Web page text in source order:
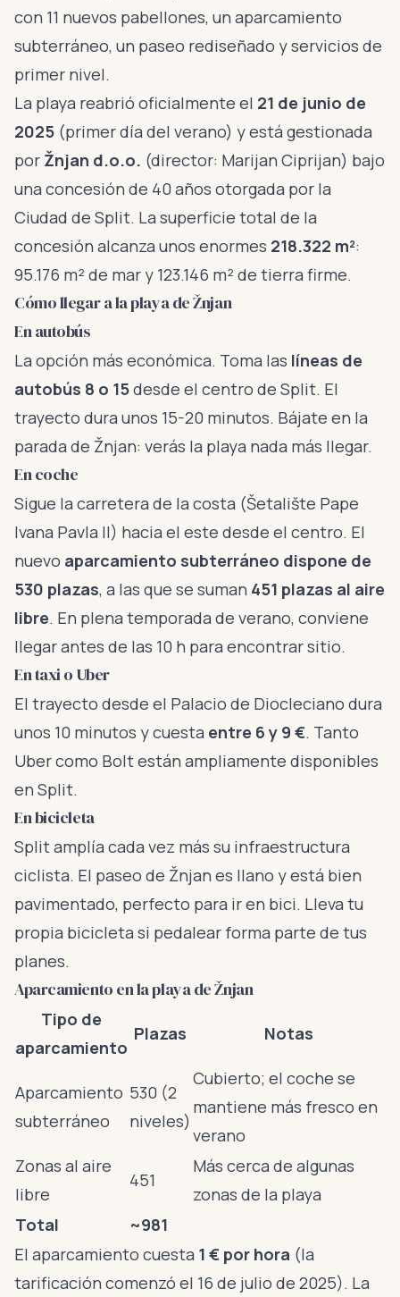
con 11 nuevos pabellones, un aparcamiento
subterráneo, un paseo rediseñado y servicios de
primer nivel.
La playa reabrió oficialmente el 21 de junio de
2025 (primer día del verano) y está gestionada
por Žnjan d.o.o. (director: Marijan Ciprijan) bajo
una concesión de 40 años otorgada por la
Ciudad de Split. La superficie total de la
concesión alcanza unos enormes 218.322 m²:
95.176 m² de mar y 123.146 m² de tierra firme.
Cómo llegar a la playa de Žnjan
En autobús
La opción más económica. Toma las líneas de
autobús 8 o 15desde el centro de Split. El
trayecto dura unos 15-20 minutos. Bájate en la
parada de Žnjan: verás la playa nada más llegar.
En coche
Sigue la carretera de la costa (Šetalište Pape
Ivana Pavla II) hacia el este desde el centro. El
nuevo aparcamiento subterráneo dispone de
530 plazas, a las que se suman 451 plazas al aire
libre. En plena temporada de verano, conviene
llegar antes de las 10 h para encontrar sitio.
En taxi o Uber
El trayecto desde el Palacio de Diocleciano dura
unos 10 minutos y cuesta entre 6 y 9 €. Tanto
Uber como Bolt están ampliamente disponibles
en Split.
En bicicleta
Split amplía cada vez más su infraestructura
ciclista. El paseo de Žnjan es llano y está bien
pavimentado, perfecto para ir en bici. Lleva tu
propia bicicleta si pedalear forma parte de tus
planes.
Aparcamiento en la playa de Žnjan
Tipo de
aparcamiento
Plazas Notas
Aparcamiento
subterráneo
530 (2
niveles)
Cubierto; el coche se
mantiene más fresco en
verano
Zonas al aire
libre
451
Más cerca de algunas
zonas de la playa
Total
~981
El aparcamiento cuesta 1 € por hora (la
tarificación comenzó el 16 de julio de 2025). La